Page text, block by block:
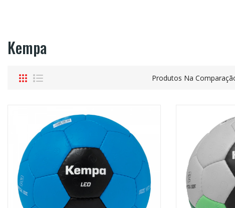
Kempa
Produtos Na